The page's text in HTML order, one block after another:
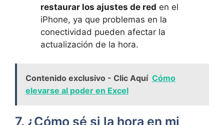
restaurar los ajustes⁤ de red en el
iPhone, ⁣ya que problemas en la
conectividad pueden afectar la
actualización de la hora.
Contenido exclusivo - Clic Aquí Cómo
elevarse al poder en Excel
7. ¿Cómo sé si la hora en mi‌